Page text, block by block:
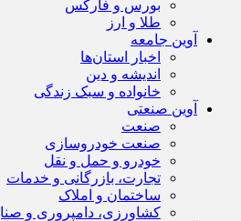
بورس و فارکس
طلا و ارز
آوین جامعه
اخبار استان‌ها
اندیشه و دین
خانواده و سبک زندگی
آوین صنعتی
صنعت
صنعت خودروسازی
خودرو و حمل و نقل
تجارت، بازرگانی و خدمات
ساختمان و املاک
کشاورزی، دامپروری و